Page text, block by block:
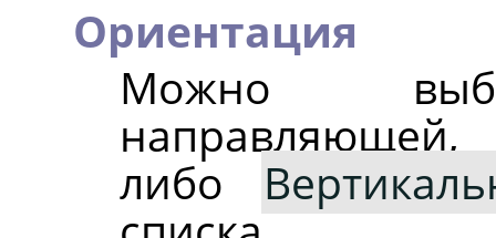
Ориентация
Можно
либо